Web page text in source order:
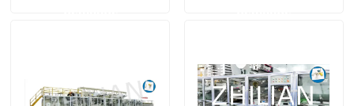
Tirez vers le haut la machine de couche-culotte